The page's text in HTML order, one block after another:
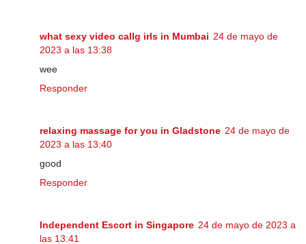
what sexy video callg irls in Mumbai 24 de mayo de
2023 a las 13:38
wee
Responder
relaxing massage for you in Gladstone 24 de mayo de
2023 a las 13:40
good
Responder
Independent Escort in Singapore 24 de mayo de 2023 a
las 13:41